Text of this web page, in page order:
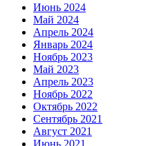
Июнь 2024
Май 2024
Апрель 2024
Январь 2024
Ноябрь 2023
Май 2023
Апрель 2023
Ноябрь 2022
Октябрь 2022
Сентябрь 2021
Август 2021
Июнь 2021